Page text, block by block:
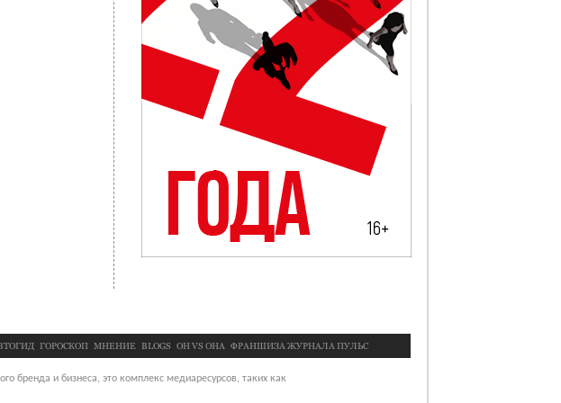
ГОРОСКОП МНЕНИЕ BLOGS OН VS ОНА ФРАНШИЗА ЖУРНАЛА ПУЛЬС
бренда и бизнеса, это комплекс медиаресурсов, таких как